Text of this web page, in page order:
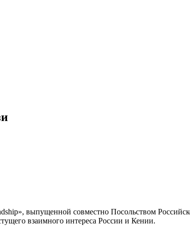
выпущенной совместно Посольством
взаимного интереса России и Кении.